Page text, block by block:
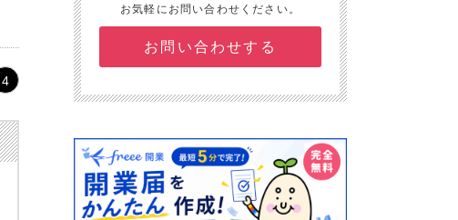
4
お気軽にお問い合わせください。
お問い合わせする